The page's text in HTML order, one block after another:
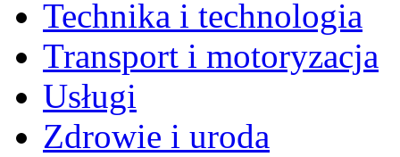
Technika i technologia
Transport i motoryzacja
Usługi
Zdrowie i uroda